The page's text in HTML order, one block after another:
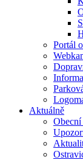
Portál
Aktuálně